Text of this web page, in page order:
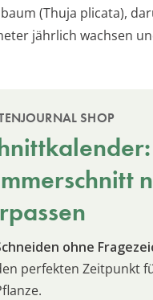
(Thuja plicata),
jährlich wachsen
SHOP
ohne
perfekten Zeitpunkt